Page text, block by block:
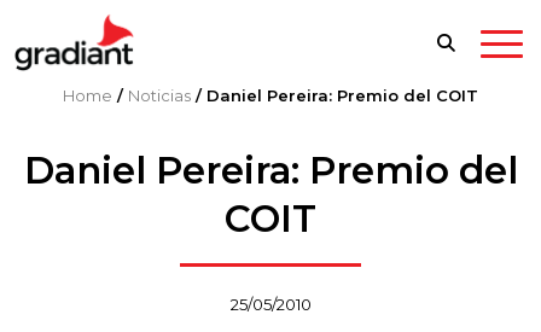
Home / Noticias / Daniel Pereira: Premio del COIT
Daniel Pereira: Premio del
COIT
25/05/2010